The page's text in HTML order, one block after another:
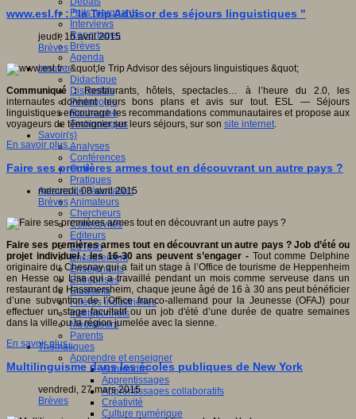
Faits marquants
Interviews
Reportages
Brèves
Agenda
Innover
Didactique
Dispositifs
Pédagogie
Recherche
Technologies
Savoir(s)
Analyses
Conférences
Outils
Pratiques
Acteurs de l'éducation
Animateurs
Chercheurs
Collectivités
Editeurs
EdTech
Encadrement
Enseignants
Entreprises
Etudiants
Filières industrielles
Institutionnels
Médiateurs
Parents
Thématiques
Apprendre et enseigner
Apprendre
Apprentissages
Apprentissages collaboratifs
Créativité
Culture numérique
www.esl.fr : "le Trip Advisor des séjours linguistiques "
jeudi, 16 avril 2015
Brèves
Communiqué :Restaurants, hôtels, spectacles… à l’heure du 2.0, les
internautes donnent leurs bons plans et avis sur tout. ESL — Séjours
linguistiques encourage les recommandations communautaires et propose aux
voyageurs de témoigner sur leurs séjours, sur son site internet.
En savoir plus...
Faire ses premières armes tout en découvrant un autre pays ?
mercredi, 08 avril 2015
Brèves
Faire ses premières armes tout en découvrant un autre pays ?Job d’été ou
projet individuel : les 16-30 ans peuvent s’engager - Tout comme Delphine
originaire du Chesnay qui a fait un stage à l’Office de tourisme de Heppenheim
en Hesse ou Lisa qui a travaillé pendant un mois comme serveuse dans un
restaurant de Hassmersheim, chaque jeune âgé de 16 à 30 ans peut bénéficier
d’une subvention de l’Office franco-allemand pour la Jeunesse (OFAJ) pour
effectuer un stage facultatif ou un job d'été d’une durée de quatre semaines
dans la ville ou la région jumelée avec la sienne.
En savoir plus...
Multilinguisme dans les écoles publiques de New York
vendredi, 27 mars 2015
Brèves